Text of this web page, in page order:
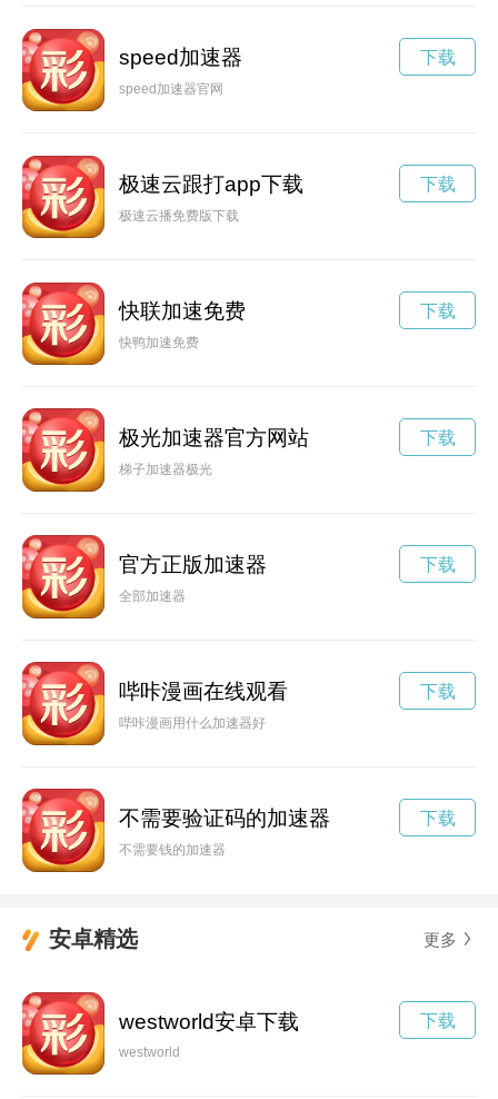
speed加速器
speed加速器官网
下载
极速云跟打app下载
极速云播免费版下载
下载
快联加速免费
快鸭加速免费
下载
极光加速器官方网站
梯子加速器极光
下载
官方正版加速器
全部加速器
下载
哔咔漫画在线观看
哔咔漫画用什么加速器好
下载
不需要验证码的加速器
不需要钱的加速器
下载
安卓精选 更多
westworld安卓下载
westworld
下载